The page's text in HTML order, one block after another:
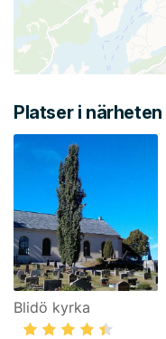
Platser i närheten
Blidö kyrka